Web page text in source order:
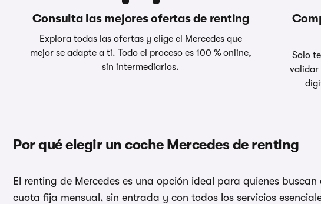
Consulta las mejores ofertas de renting
Explora todas las ofertas y elige el Mercedes que
mejor se adapte a ti. Todo el proceso es 100 % online,
sin intermediarios.
Solo
validar
Por qué elegir un coche Mercedes de renting
El renting de Mercedes es una opción ideal para quienes
cuota fija mensual, sin entrada y con todos los servicios